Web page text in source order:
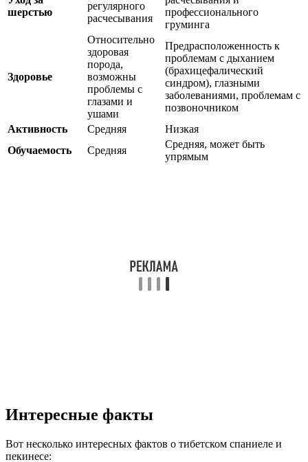
шерстью
регулярного
расчесывания
профессионального
груминга
Здоровье
Относительно
здоровая
порода,
возможны
проблемы с
глазами и
ушами
Предрасположенность к
проблемам с дыханием
(брахицефалический
синдром), глазными
заболеваниями, проблемам с
позвоночником
Активность
Средняя
Низкая
Обучаемость
Средняя
Средняя, может быть
упрямым
Интересные факты
Вот несколько интересных фактов о тибетском спаниеле и
пекинесе: